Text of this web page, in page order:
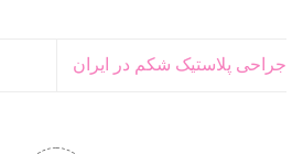
جراحی پلاستیک شکم در ایران